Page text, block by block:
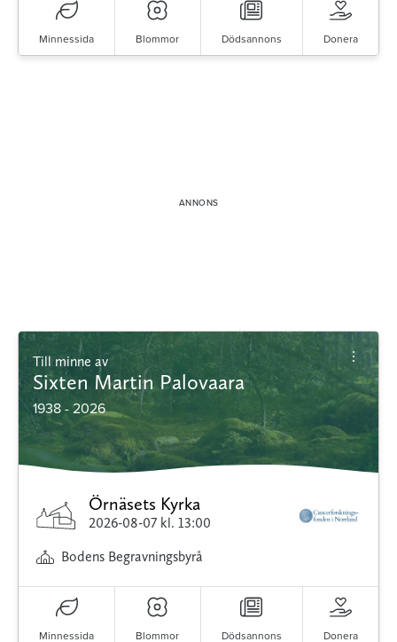
Minnessida Blommor Dödsannons Donera
Till minne av
Sixten Martin Palovaara
1938 - 2026
Örnäsets Kyrka
2026-08-07 kl. 13:00
Bodens Begravningsbyrå
Minnessida Blommor Dödsannons Donera